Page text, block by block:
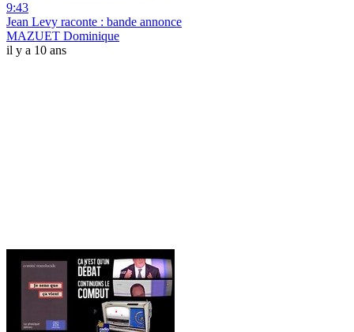
9:43
Jean Levy raconte : bande annonce
MAZUET Dominique
il y a 10 ans